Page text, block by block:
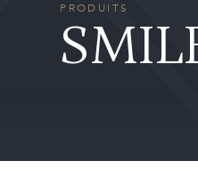
PRODUITS